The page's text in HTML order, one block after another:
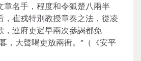
章名手，程度和令狐楚八兩半
，崔戎特別教授章奏之法，從凌
，連府吏遲早兩次參謁都免
，大聲喝吏放兩衙。”（《安平